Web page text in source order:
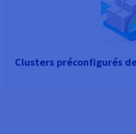
Clusters préconfigurés